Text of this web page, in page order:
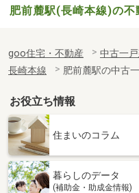
肥前麓駅(長崎本線)の不
goo住宅・不動産 中古一
長崎本線
肥前麓駅の中古
お役立ち情報
住まいのコラム
暮らしのデータ
(補助金・助成金情報)